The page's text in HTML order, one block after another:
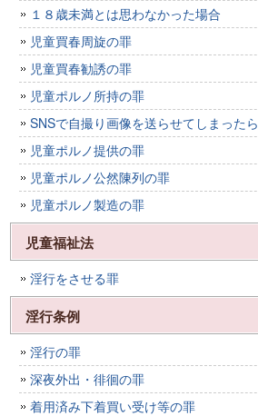
１８歳未満とは思わなかった場合
児童買春周旋の罪
児童買春勧誘の罪
児童ポルノ所持の罪
SNSで自撮り画像を送らせてしまったら
児童ポルノ提供の罪
児童ポルノ公然陳列の罪
児童ポルノ製造の罪
児童福祉法
淫行をさせる罪
淫行条例
淫行の罪
深夜外出・徘徊の罪
着用済み下着買い受け等の罪